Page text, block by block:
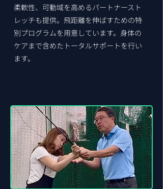
柔軟性、可動域を高めるパートナースト
レッチも提供。飛距離を伸ばすための特
別プログラムを用意しています。身体の
ケアまで含めたトータルサポートを行い
ます。